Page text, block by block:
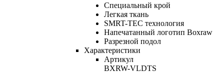
Специальный крой
Легкая ткань
SMRT-TEC технология
Напечатанный логотип Boxraw
Разрезной подол
Характеристики
Артикул
BXRW-VLDTS